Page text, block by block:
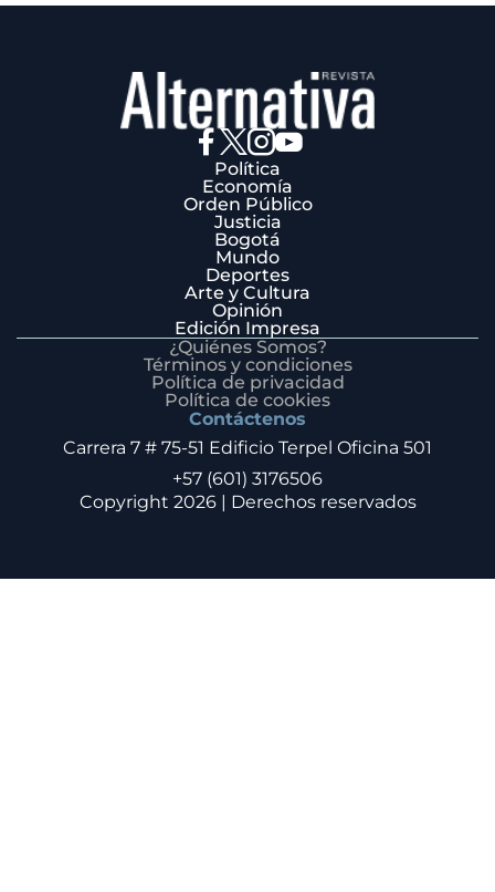
Política
Economía
Orden Público
Justicia
Bogotá
Mundo
Deportes
Arte y Cultura
Opinión
Edición Impresa
¿Quiénes Somos?
Términos y condiciones
Política de privacidad
Política de cookies
Contáctenos
Carrera 7 # 75-51 Edificio Terpel Oficina 501
+57 (601) 3176506
Copyright 2026 | Derechos reservados